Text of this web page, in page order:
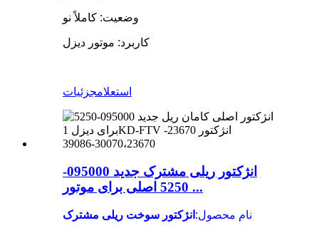
وضعیت: کاملاً نو
کاربرد: موتور دیزل
استعلامجزئیات
انژکتور ریلی مشترک جدید 095000-
5250 اصلی برای موتور ...
نام محصول: انژکتور سوخت ریلی مشترک